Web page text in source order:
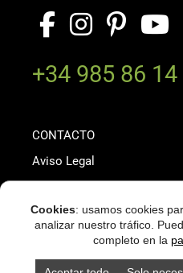
+34 985 86 14
CONTACTO
Aviso Legal
Política de cookies
Copyright © 2026 ·
Cookies: usamos cookies
analizar nuestro tráfico.
completo en la